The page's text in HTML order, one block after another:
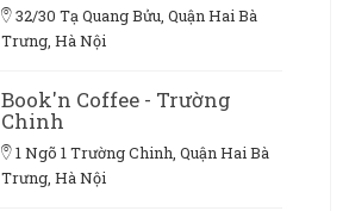
32/30 Tạ Quang Bửu, Quận Hai Bà
Trưng, Hà Nội
Book'n Coffee - Trường
Chinh
1 Ngõ 1 Trường Chinh, Quận Hai Bà
Trưng, Hà Nội